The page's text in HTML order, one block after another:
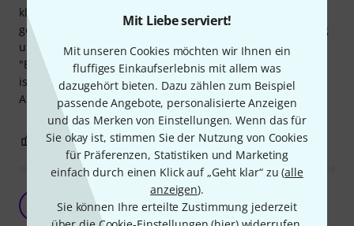
Mit Liebe serviert!
Mit unseren Cookies möchten wir Ihnen ein
fluffiges Einkaufserlebnis mit allem was
dazugehört bieten. Dazu zählen zum Beispiel
passende Angebote, personalisierte Anzeigen
und das Merken von Einstellungen. Wenn das für
Sie okay ist, stimmen Sie der Nutzung von Cookies
für Präferenzen, Statistiken und Marketing
einfach durch einen Klick auf „Geht klar“ zu (alle
anzeigen).
Sie können Ihre erteilte Zustimmung jederzeit
klingt sehr verwaschen und tief- ideal zum wash-riding
geeignet. Es ist schön laut und das Sustain ist nicht zu lang
und nicht zu kurz. Ich finde es schade dass es eher als
"Effekt" abgestempelt wird, da es wirklich ein super Crash
ist. Verarbeitung ist wie von Zildjian gewohnt
Ausgezeichnet.
0 BEWERTUNG MELDEN
VERDAMMT gut
Boris0304 28.10.2014